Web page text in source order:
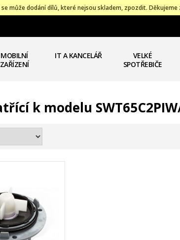
může dodání dílů, které nejsou skladem, zpozdit. Děkujeme
MOBILNÍ
ZAŘÍZENÍ
IT A KANCELÁŘ
VELKÉ
SPOTŘEBIČE
k modelu